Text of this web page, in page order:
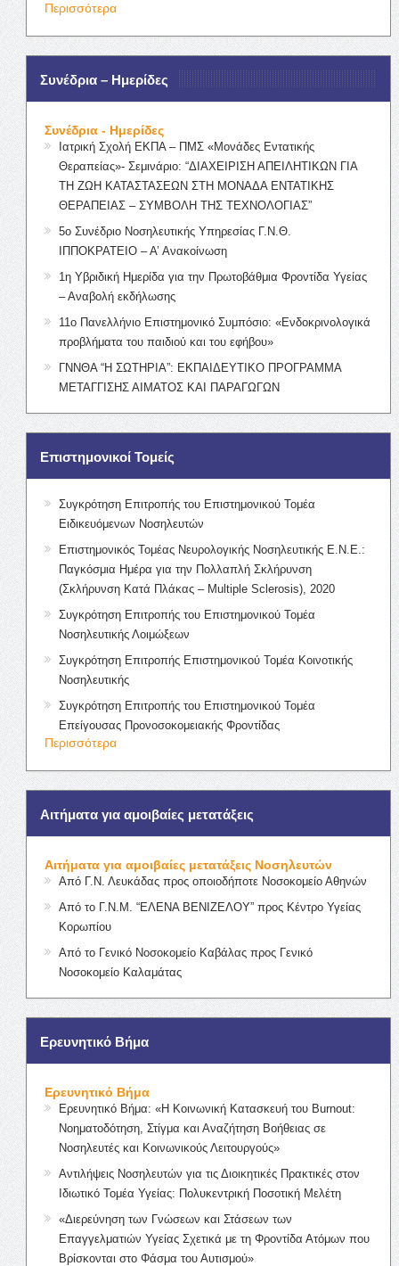
Περισσότερα
Συνέδρια – Ημερίδες
Συνέδρια - Ημερίδες
Ιατρική Σχολή ΕΚΠΑ – ΠΜΣ «Μονάδες Εντατικής
Θεραπείας»- Σεμινάριο: “ΔΙΑΧΕΙΡΙΣΗ ΑΠΕΙΛΗΤΙΚΩΝ ΓΙΑ
ΤΗ ΖΩΗ ΚΑΤΑΣΤΑΣΕΩΝ ΣΤΗ ΜΟΝΑΔΑ ΕΝΤΑΤΙΚΗΣ
ΘΕΡΑΠΕΙΑΣ – ΣΥΜΒΟΛΗ ΤΗΣ ΤΕΧΝΟΛΟΓΙΑΣ”
5ο Συνέδριο Νοσηλευτικής Υπηρεσίας Γ.Ν.Θ.
ΙΠΠΟΚΡΑΤΕΙΟ – Α’ Ανακοίνωση
1η Υβριδική Ημερίδα για την Πρωτοβάθμια Φροντίδα Υγείας
– Αναβολή εκδήλωσης
11ο Πανελλήνιο Επιστημονικό Συμπόσιο: «Ενδοκρινολογικά
προβλήματα του παιδιού και του εφήβου»
ΓΝΝΘΑ “Η ΣΩΤΗΡΙΑ”: ΕΚΠΑΙΔΕΥΤΙΚΟ ΠΡΟΓΡΑΜΜΑ
ΜΕΤΑΓΓΙΣΗΣ ΑΙΜΑΤΟΣ ΚΑΙ ΠΑΡΑΓΩΓΩΝ
Επιστημονικοί Τομείς
Συγκρότηση Επιτροπής του Επιστημονικού Τομέα
Ειδικευόμενων Νοσηλευτών
Επιστημονικός Τομέας Νευρολογικής Νοσηλευτικής Ε.Ν.Ε.:
Παγκόσμια Ημέρα για την Πολλαπλή Σκλήρυνση
(Σκλήρυνση Κατά Πλάκας – Multiple Sclerosis), 2020
Συγκρότηση Επιτροπής του Επιστημονικού Τομέα
Νοσηλευτικής Λοιμώξεων
Συγκρότηση Επιτροπής Επιστημονικού Τομέα Κοινοτικής
Νοσηλευτικής
Συγκρότηση Επιτροπής του Επιστημονικού Τομέα
Επείγουσας Προνοσοκομειακής Φροντίδας
Περισσότερα
Αιτήματα για αμοιβαίες μετατάξεις
Αιτήματα για αμοιβαίες μετατάξεις Νοσηλευτών
Από Γ.Ν. Λευκάδας προς οποιοδήποτε Νοσοκομείο Αθηνών
Από το Γ.Ν.Μ. “ΕΛΕΝΑ ΒΕΝΙΖΕΛΟΥ” προς Κέντρο Υγείας
Κορωπίου
Από το Γενικό Νοσοκομείο Καβάλας προς Γενικό
Νοσοκομείο Καλαμάτας
Ερευνητικό Βήμα
Ερευνητικό Βήμα
Ερευνητικό Βήμα: «Η Κοινωνική Κατασκευή του Burnout:
Νοηματοδότηση, Στίγμα και Αναζήτηση Βοήθειας σε
Νοσηλευτές και Κοινωνικούς Λειτουργούς»
Αντιλήψεις Νοσηλευτών για τις Διοικητικές Πρακτικές στον
Ιδιωτικό Τομέα Υγείας: Πολυκεντρική Ποσοτική Μελέτη
«Διερεύνηση των Γνώσεων και Στάσεων των
Επαγγελματιών Υγείας Σχετικά με τη Φροντίδα Ατόμων που
Βρίσκονται στο Φάσμα του Αυτισμού»